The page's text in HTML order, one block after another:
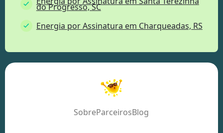
do Progresso, SC
Energia por Assinatura em Charqueadas, RS
SobreParceirosBlog